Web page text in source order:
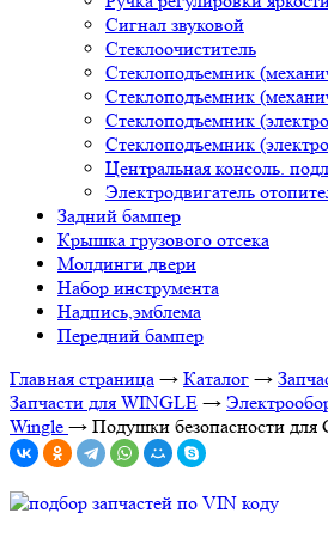
Сигнал звуковой
Стеклоочиститель
Стеклоподъемник
Стеклоподъемник
Стеклоподъемник
Стеклоподъемник
Центральная консоль.
Электродвигатель
Задний бампер
Крышка грузового отсека
Молдинги двери
Набор инструмента
Надпись,эмблема
Передний бампер
Главная страница → Каталог →
Запчасти для WINGLE →
Wingle → Подушки безопасности для